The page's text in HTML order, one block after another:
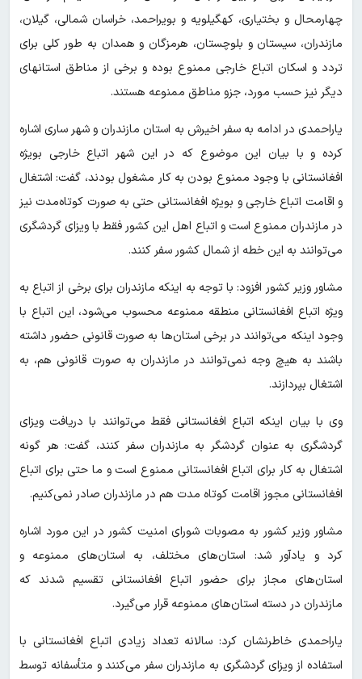
چهارمحال‌ و بختیاری، کهگیلویه ‌و بویراحمد، خراسان شمالی، گیلان،
مازندران، سیستان ‌و بلوچستان، هرمزگان و همدان به طور کلی برای
تردد و اسکان اتباع خارجی ممنوع بوده و برخی از مناطق استانهای
دیگر نیز حسب مورد، جزو مناطق ممنوعه هستند.
یاراحمدی در ادامه به سفر اخیرش به استان مازندران و شهر ساری اشاره
کرده و با بیان این موضوع که در این شهر اتباع خارجی بویژه
افغانستانی با وجود ممنوع بودن به کار مشغول بودند، گفت: اشتغال
و اقامت اتباع خارجی و بویژه افغانستانی حتی به صورت کوتاه‌مدت نیز
در مازندران ممنوع است و اتباع اهل این کشور فقط با ویزای گردشگری
می‌توانند به این خطه از شمال کشور سفر کنند.
مشاور وزیر کشور افزود: با توجه به اینکه مازندران برای برخی از اتباع به
ویژه اتباع افغانستانی منطقه ممنوعه محسوب می‌شود، این اتباع با
وجود اینکه می‌توانند در برخی استان‌ها به صورت قانونی حضور داشته
باشند به هیچ وجه نمی‌توانند در مازندران به صورت قانونی هم، به
اشتغال بپردازند.
وی با بیان اینکه اتباع افغانستانی فقط می‌توانند با دریافت ویزای
گردشگری به عنوان گردشگر به مازندران سفر کنند، گفت: هر گونه
اشتغال به کار برای اتباع افغانستانی ممنوع است و ما حتی برای اتباع
افغانستانی مجوز اقامت کوتاه مدت هم در مازندران صادر نمی‌کنیم.
مشاور وزیر کشور به مصوبات شورای امنیت کشور در این مورد اشاره
کرد و یادآور شد: استان‌های مختلف، به استان‌های ممنوعه و
استان‌های مجاز برای حضور اتباع افغانستانی تقسیم شدند که
مازندران در دسته استان‌های ممنوعه قرار می‌گیرد.
یاراحمدی خاطرنشان کرد: سالانه تعداد زیادی اتباع افغانستانی با
استفاده از ویزای گردشگری به مازندران سفر می‌کنند و متأسفانه توسط